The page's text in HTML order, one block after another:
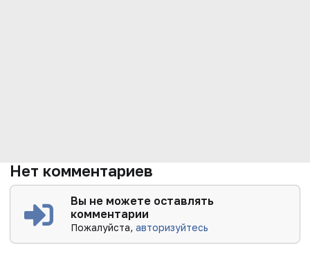
Нет комментариев
Вы не можете оставлять
комментарии
Пожалуйста,авторизуйтесь